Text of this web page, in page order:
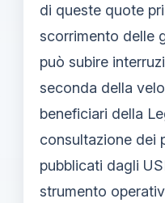
di queste quote
scorrimento delle
può subire
seconda della
beneficiari della
consultazione dei
pubblicati dagli
strumento